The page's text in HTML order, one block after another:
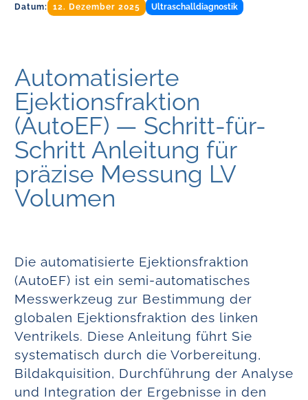
Datum: 12. Dezember 2025 Ultraschalldiagnostik
Automatisierte
Ejektionsfraktion
(AutoEF) — Schritt-für-
Schritt Anleitung für
präzise Messung LV
Volumen
Die automatisierte Ejektionsfraktion
(AutoEF) ist ein semi-automatisches
Messwerkzeug zur Bestimmung der
globalen Ejektionsfraktion des linken
Ventrikels. Diese Anleitung führt Sie
systematisch durch die Vorbereitung,
Bildakquisition, Durchführung der Analyse
und Integration der Ergebnisse in den